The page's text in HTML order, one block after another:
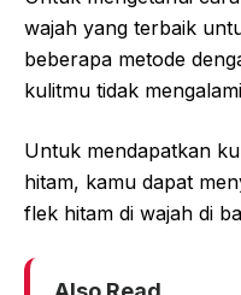
wajah yang terbaik
beberapa metode
kulitmu tidak
Untuk mendapatkan
hitam, kamu dapat
flek hitam di wajah di